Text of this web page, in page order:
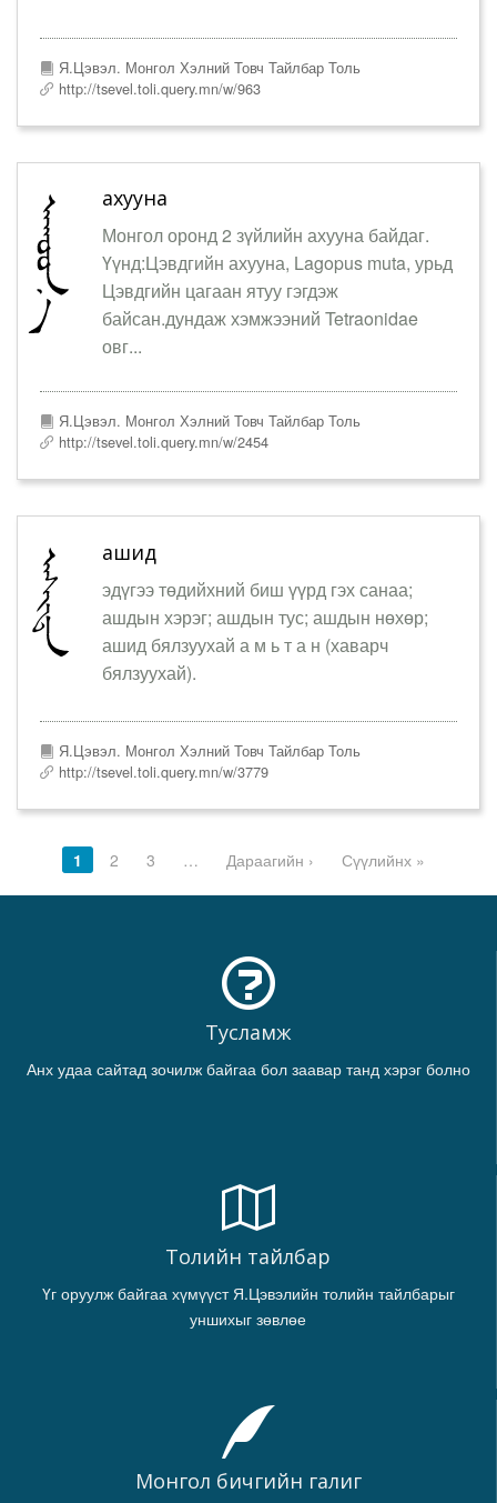
Я.Цэвэл. Монгол Хэлний Товч Тайлбар Толь
http://tsevel.toli.query.mn/w/963
ахууна
Монгол оронд 2 зүйлийн ахууна байдаг.
Үүнд:Цэвдгийн ахууна, Lagopus muta, урьд
Цэвдгийн цагаан ятуу гэгдэж
байсан.дундаж хэмжээний Tetraonidae
овг...
Я.Цэвэл. Монгол Хэлний Товч Тайлбар Толь
http://tsevel.toli.query.mn/w/2454
ашид
эдүгээ төдийхний биш үүрд гэх санаа;
ашдын хэрэг; ашдын тус; ашдын нөхөр;
ашид бялзуухай а м ь т а н (хаварч
бялзуухай).
Я.Цэвэл. Монгол Хэлний Товч Тайлбар Толь
http://tsevel.toli.query.mn/w/3779
1 2 3 … Дараагийн › Сүүлийнх »
Тусламж
Анх удаа сайтад зочилж байгаа бол заавар танд хэрэг болно
Толийн тайлбар
Үг оруулж байгаа хүмүүст Я.Цэвэлийн толийн тайлбарыг
уншихыг зөвлөе
Монгол бичгийн галиг